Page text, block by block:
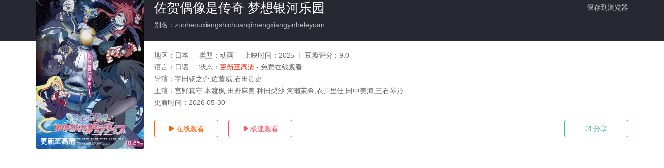
更新至高清
保存到浏览器
佐贺偶像是传奇 梦想银河乐园
别名：zuoheouxiangshichuanqimengxiangyinheleyuan
地区： 日本 类型： 动画 上映时间： 2025 豆瓣评分： 9.0
语言： 日语 状态： 更新至高清 - 免费在线观看
导演： 宇田钢之介,佐藤威,石田贵史
主演： 宫野真守,本渡枫,田野麻美,种田梨沙,河濑茉希,衣川里佳,田中美海,三石琴乃
更新时间： 2026-05-30
 在线观看  极速观看  分享